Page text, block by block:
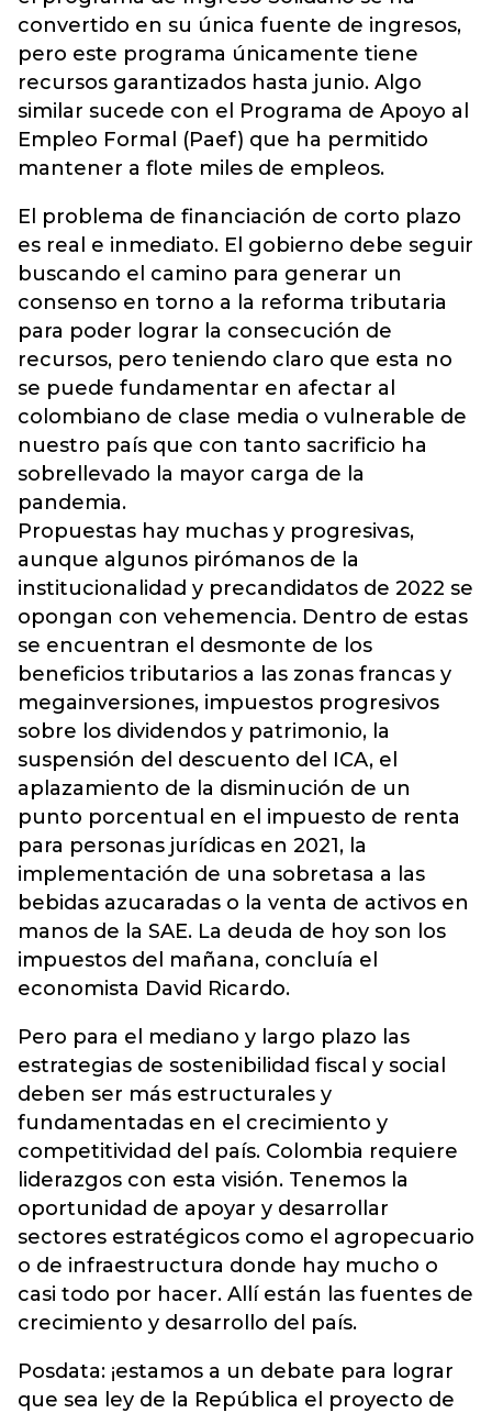
convertido en su única fuente de ingresos,
pero este programa únicamente tiene
recursos garantizados hasta junio. Algo
similar sucede con el Programa de Apoyo al
Empleo Formal (Paef) que ha permitido
mantener a flote miles de empleos.
El problema de financiación de corto plazo
es real e inmediato. El gobierno debe seguir
buscando el camino para generar un
consenso en torno a la reforma tributaria
para poder lograr la consecución de
recursos, pero teniendo claro que esta no
se puede fundamentar en afectar al
colombiano de clase media o vulnerable de
nuestro país que con tanto sacrificio ha
sobrellevado la mayor carga de la
pandemia.
Propuestas hay muchas y progresivas,
aunque algunos pirómanos de la
institucionalidad y precandidatos de 2022 se
opongan con vehemencia. Dentro de estas
se encuentran el desmonte de los
beneficios tributarios a las zonas francas y
megainversiones, impuestos progresivos
sobre los dividendos y patrimonio, la
suspensión del descuento del ICA, el
aplazamiento de la disminución de un
punto porcentual en el impuesto de renta
para personas jurídicas en 2021, la
implementación de una sobretasa a las
bebidas azucaradas o la venta de activos en
manos de la SAE. La deuda de hoy son los
impuestos del mañana, concluía el
economista David Ricardo.
Pero para el mediano y largo plazo las
estrategias de sostenibilidad fiscal y social
deben ser más estructurales y
fundamentadas en el crecimiento y
competitividad del país. Colombia requiere
liderazgos con esta visión. Tenemos la
oportunidad de apoyar y desarrollar
sectores estratégicos como el agropecuario
o de infraestructura donde hay mucho o
casi todo por hacer. Allí están las fuentes de
crecimiento y desarrollo del país.
Posdata: ¡estamos a un debate para lograr
que sea ley de la República el proyecto de